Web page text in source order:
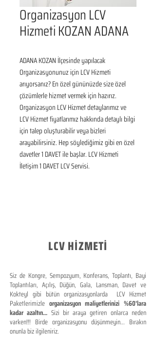
Organizasyon LCV
Hizmeti KOZAN ADANA
ADANA KOZAN İlçesinde yapılacak
Organizasyonunuz için LCV Hizmeti
arıyorsanız? En özel gününüzde size özel
çözümlerle hizmet vermek için hazırız.
Organizasyon LCV Hizmet detaylarımız ve
LCV Hizmet fiyatlarımız hakkında detaylı bilgi
için talep oluşturabilir veya bizleri
arayabilirsiniz. Hep söylediğimiz gibi en özel
davetler 1 DAVET ile başlar. LCV Hizmeti
İletişim 1 DAVET LCV Servisi.
LCV HİZMETİ
Siz de Kongre, Sempozyum, Konferans, Toplantı, Bayi
Toplantıları, Açılış, Düğün, Gala, Lansman, Davet ve
Kokteyl gibi bütün organizasyonlarda LCV Hizmet
Paketlerimizle organizasyon maliyetlerinizi %60'lara
kadar azaltın... Sizi bir araya getiren onlarca neden
varken!!! Birde organizasyonu düşünmeyin... Bırakın
onunla biz ilgileniriz.